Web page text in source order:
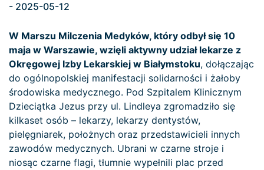
- 2025-05-12
W Marszu Milczenia Medyków, który odbył się 10
maja w Warszawie, wzięli aktywny udział lekarze z
Okręgowej Izby Lekarskiej w Białymstoku, dołączając
do ogólnopolskiej manifestacji solidarności i żałoby
środowiska medycznego. Pod Szpitalem Klinicznym
Dzieciątka Jezus przy ul. Lindleya zgromadziło się
kilkaset osób – lekarzy, lekarzy dentystów,
pielęgniarek, położnych oraz przedstawicieli innych
zawodów medycznych. Ubrani w czarne stroje i
niosąc czarne flagi, tłumnie wypełnili plac przed